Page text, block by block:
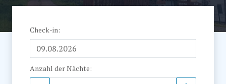
Check-in:
Anzahl der Nächte: